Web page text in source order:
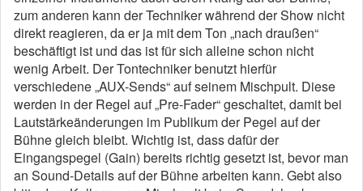
zum anderen kann der Techniker während der Show nicht
direkt reagieren, da er ja mit dem Ton „nach draußen“
beschäftigt ist und das ist für sich alleine schon nicht
wenig Arbeit. Der Tontechniker benutzt hierfür
verschiedene „AUX-Sends“ auf seinem Mischpult. Diese
werden in der Regel auf „Pre-Fader“ geschaltet, damit bei
Lautstärkeänderungen im Publikum der Pegel auf der
Bühne gleich bleibt. Wichtig ist, dass dafür der
Eingangspegel (Gain) bereits richtig gesetzt ist, bevor man
an Sound-Details auf der Bühne arbeiten kann. Gebt also